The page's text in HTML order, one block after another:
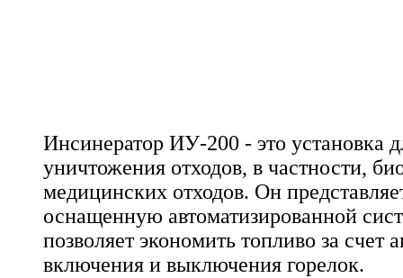
Инсинератор ИУ-200 - это установка
уничтожения отходов, в частности,
медицинских отходов. Он
оснащенную автоматизированной
позволяет экономить топливо за счет
включения и выключения горелок.